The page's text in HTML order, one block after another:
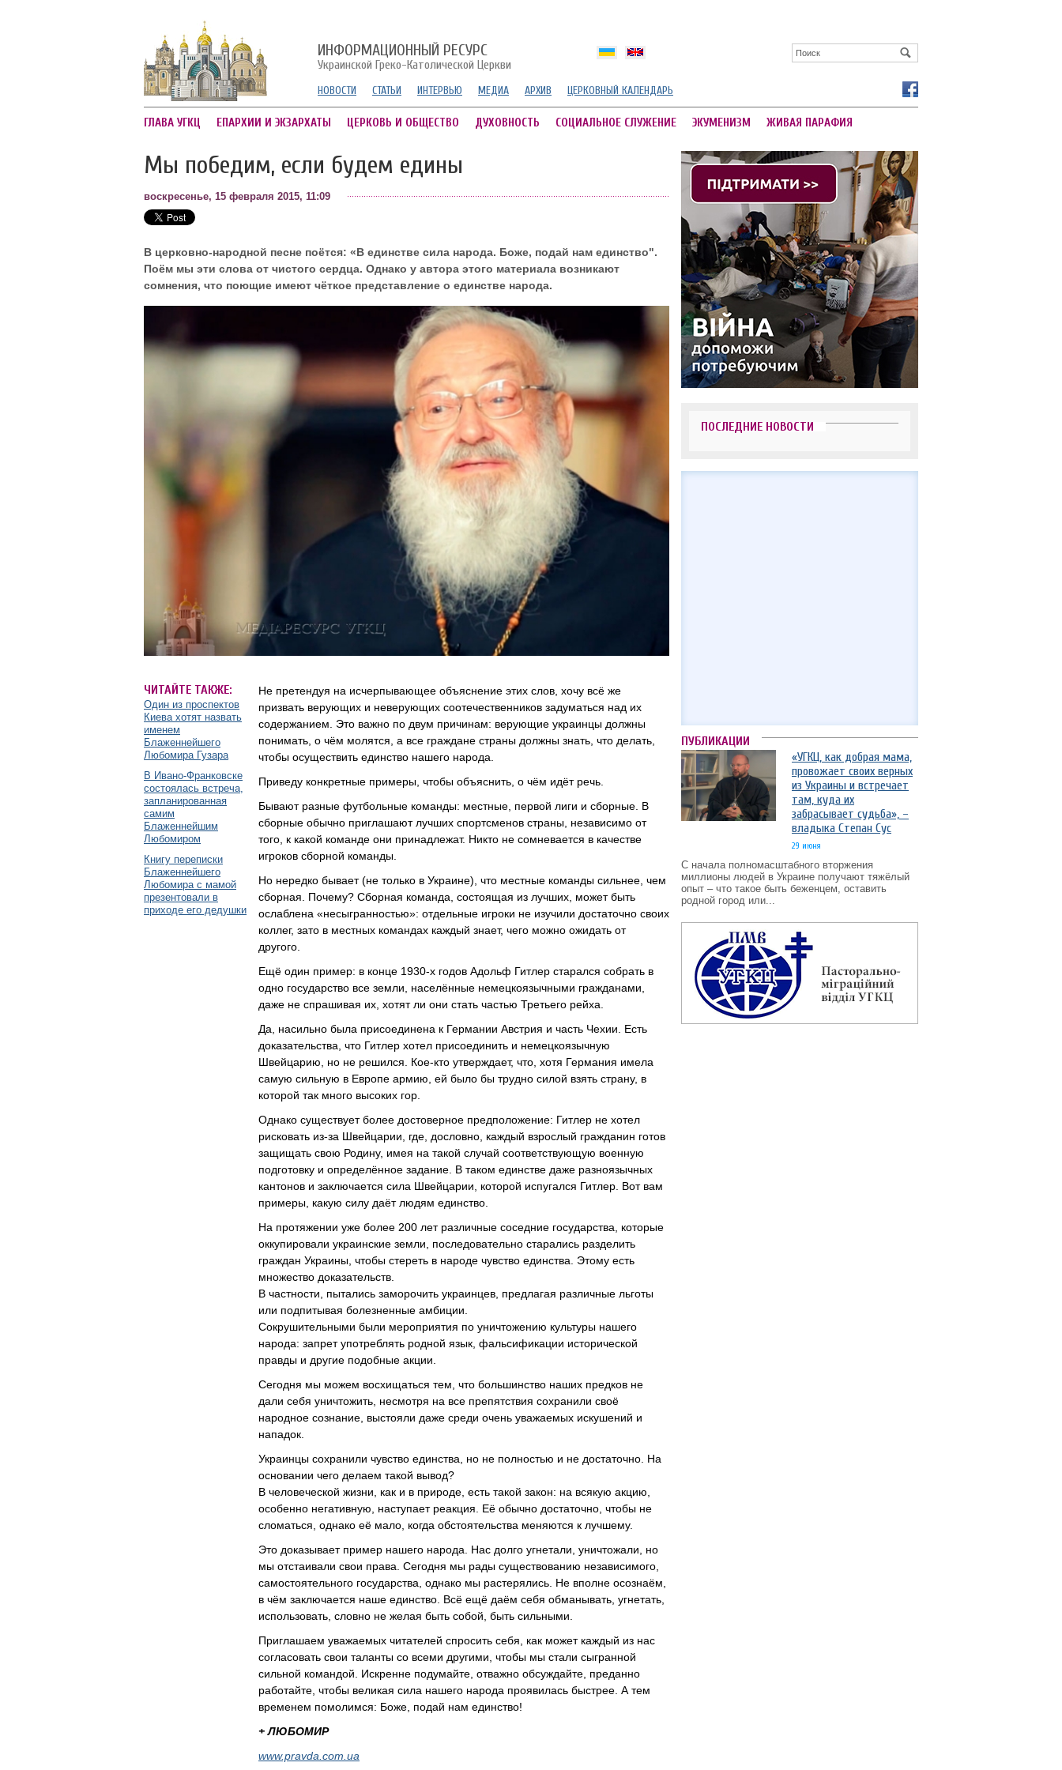
ИНФОРМАЦИОННЫЙ РЕСУРС
Украинской Греко-Католической Церкви
НОВОСТИ СТАТЬИ ИНТЕРВЬЮ МЕДИА АРХИВ ЦЕРКОВНЫЙ КАЛЕНДАРЬ
ГЛАВА УГКЦ ЕПАРХИИ И ЭКЗАРХАТЫ ЦЕРКОВЬ И ОБЩЕСТВО ДУХОВНОСТЬ СОЦИАЛЬНОЕ СЛУЖЕНИЕ ЭКУМЕНИЗМ ЖИВАЯ ПАРАФИЯ
Мы победим, если будем едины
воскресенье, 15 февраля 2015, 11:09
В церковно-народной песне поётся: «В единстве сила народа. Боже, подай нам единство".
Поём мы эти слова от чистого сердца. Однако у автора этого материала возникают
сомнения, что поющие имеют чёткое представление о единстве народа.
ЧИТАЙТЕ ТАКЖЕ:
Один из проспектов
Киева хотят назвать
именем
Блаженнейшего
Любомира Гузара
В Ивано-Франковске
состоялась встреча,
запланированная
самим
Блаженнейшим
Любомиром
Книгу переписки
Блаженнейшего
Любомира с мамой
презентовали в
приходе его дедушки
Не претендуя на исчерпывающее объяснение этих слов, хочу всё же
призвать верующих и неверующих соотечественников задуматься над их
содержанием. Это важно по двум причинам: верующие украинцы должны
понимать, о чём молятся, а все граждане страны должны знать, что делать,
чтобы осуществить единство нашего народа.
Приведу конкретные примеры, чтобы объяснить, о чём идёт речь.
Бывают разные футбольные команды: местные, первой лиги и сборные. В
сборные обычно приглашают лучших спортсменов страны, независимо от
того, к какой команде они принадлежат. Никто не сомневается в качестве
игроков сборной команды.
Но нередко бывает (не только в Украине), что местные команды сильнее, чем
сборная. Почему? Сборная команда, состоящая из лучших, может быть
ослаблена «несыгранностью»: отдельные игроки не изучили достаточно своих
коллег, зато в местных командах каждый знает, чего можно ожидать от
другого.
Ещё один пример: в конце 1930-х годов Адольф Гитлер старался собрать в
одно государство все земли, населённые немецкоязычными гражданами,
даже не спрашивая их, хотят ли они стать частью Третьего рейха.
Да, насильно была присоединена к Германии Австрия и часть Чехии. Есть
доказательства, что Гитлер хотел присоединить и немецкоязычную
Швейцарию, но не решился. Кое-кто утверждает, что, хотя Германия имела
самую сильную в Европе армию, ей было бы трудно силой взять страну, в
которой так много высоких гор.
Однако существует более достоверное предположение: Гитлер не хотел
рисковать из-за Швейцарии, где, дословно, каждый взрослый гражданин готов
защищать свою Родину, имея на такой случай соответствующую военную
подготовку и определённое задание. В таком единстве даже разноязычных
кантонов и заключается сила Швейцарии, которой испугался Гитлер. Вот вам
примеры, какую силу даёт людям единство.
На протяжении уже более 200 лет различные соседние государства, которые
оккупировали украинские земли, последовательно старались разделить
граждан Украины, чтобы стереть в народе чувство единства. Этому есть
множество доказательств.
В частности, пытались заморочить украинцев, предлагая различные льготы
или подпитывая болезненные амбиции.
Сокрушительными были мероприятия по уничтожению культуры нашего
народа: запрет употреблять родной язык, фальсификации исторической
правды и другие подобные акции.
Сегодня мы можем восхищаться тем, что большинство наших предков не
дали себя уничтожить, несмотря на все препятствия сохранили своё
народное сознание, выстояли даже среди очень уважаемых искушений и
нападок.
Украинцы сохранили чувство единства, но не полностью и не достаточно. На
основании чего делаем такой вывод?
В человеческой жизни, как и в природе, есть такой закон: на всякую акцию,
особенно негативную, наступает реакция. Её обычно достаточно, чтобы не
сломаться, однако её мало, когда обстоятельства меняются к лучшему.
Это доказывает пример нашего народа. Нас долго угнетали, уничтожали, но
мы отстаивали свои права. Сегодня мы рады существованию независимого,
самостоятельного государства, однако мы растерялись. Не вполне осознаём,
в чём заключается наше единство. Всё ещё даём себя обманывать, угнетать,
использовать, словно не желая быть собой, быть сильными.
Приглашаем уважаемых читателей спросить себя, как может каждый из нас
согласовать свои таланты со всеми другими, чтобы мы стали сыгранной
сильной командой. Искренне подумайте, отважно обсуждайте, преданно
работайте, чтобы великая сила нашего народа проявилась быстрее. А тем
временем помолимся: Боже, подай нам единство!
+ ЛЮБОМИР
www.pravda.com.ua
ПОСЛЕДНИЕ НОВОСТИ
ПУБЛИКАЦИИ
«УГКЦ, как добрая мама,
провожает своих верных
из Украины и встречает
там, куда их
забрасывает судьба», –
владыка Степан Сус
29 июня
С начала полномасштабного вторжения
миллионы людей в Украине получают тяжёлый
опыт – что такое быть беженцем, оставить
родной город или...